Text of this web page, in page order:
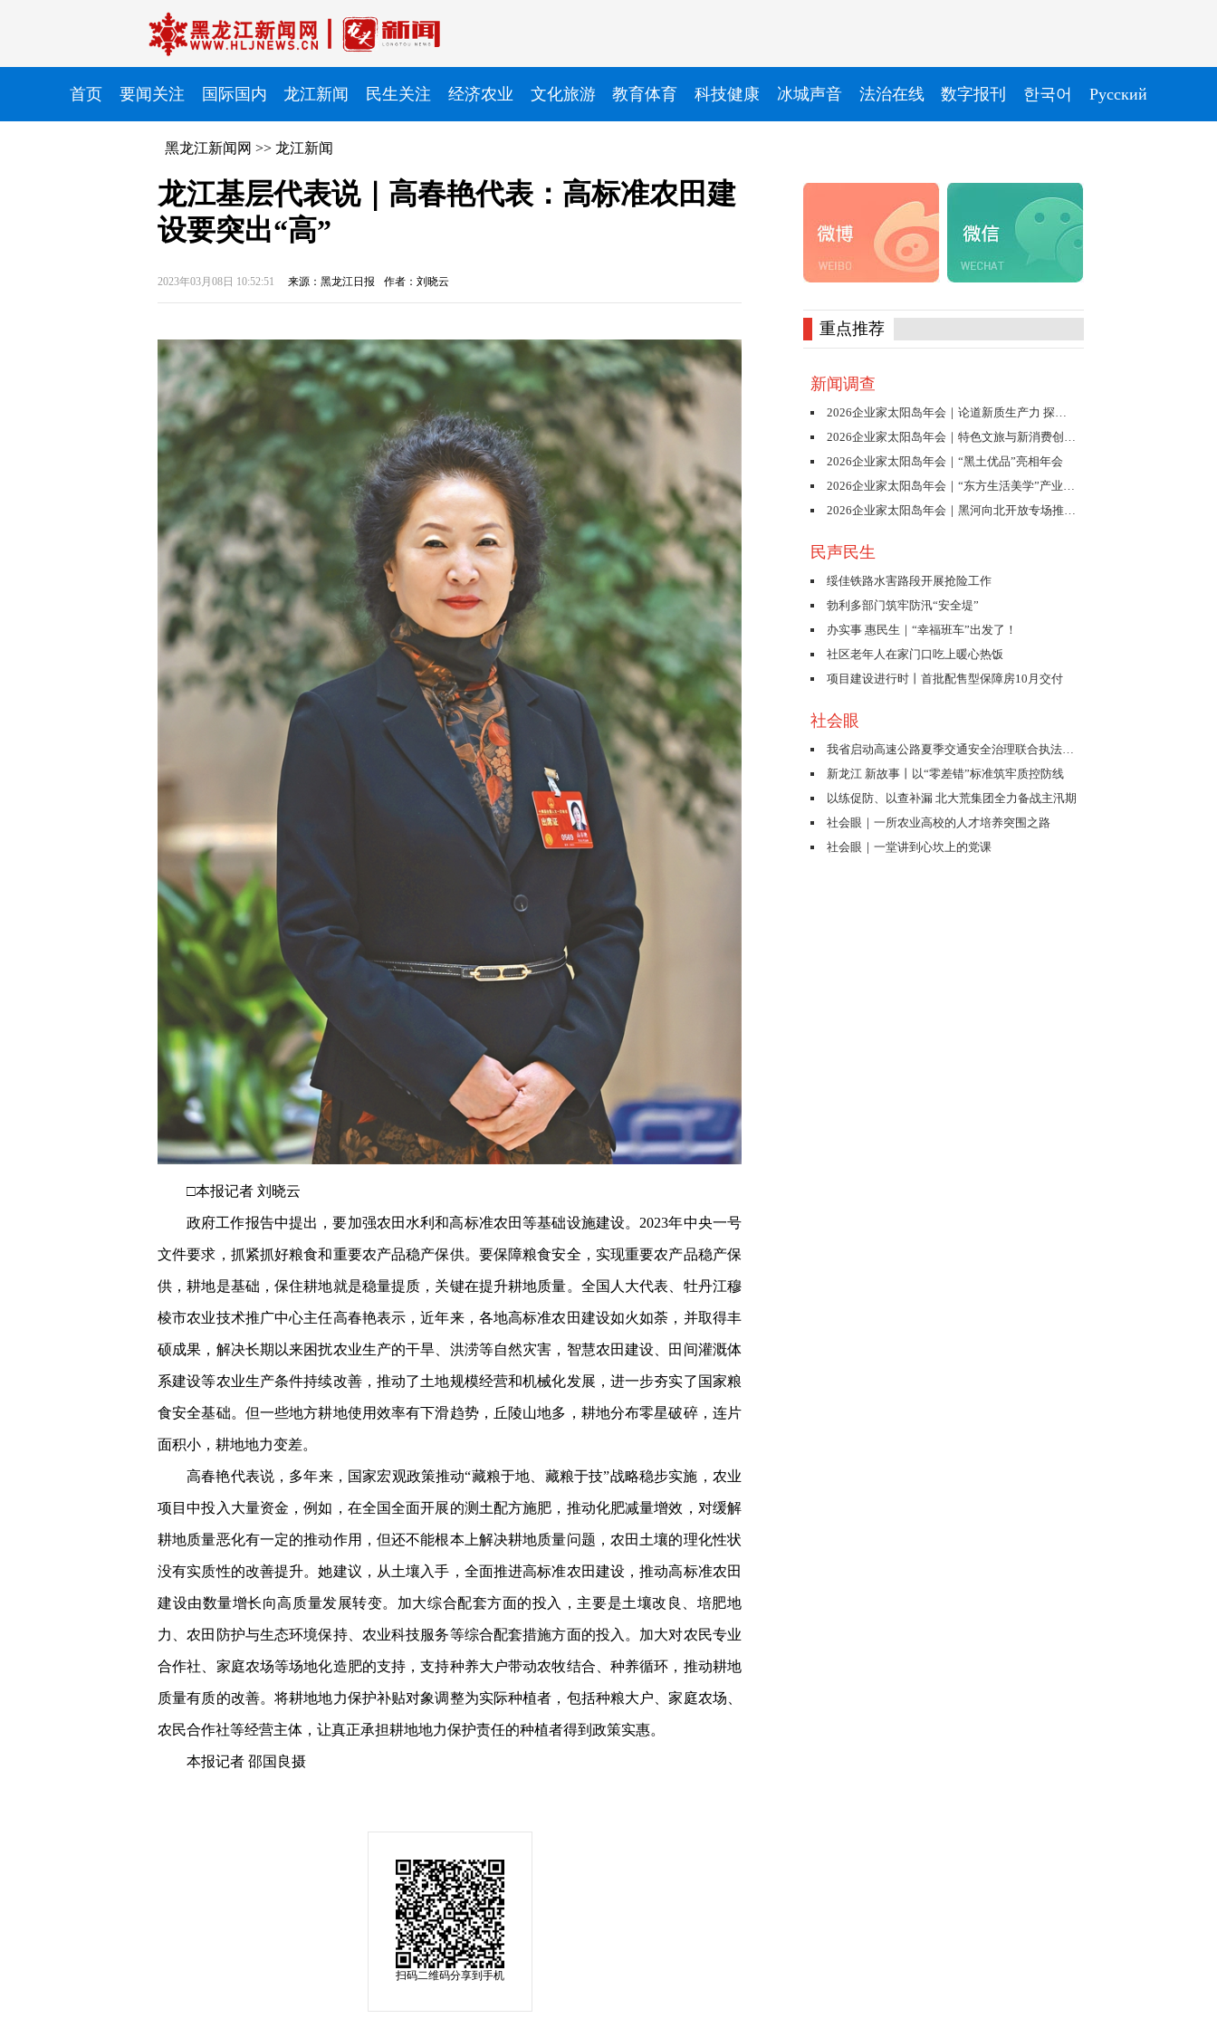
首页 要闻关注 国际国内 龙江新闻 民生关注 经济农业 文化旅游 教育体育 科技健康 冰城声音 法治在线 数字报刊 한국어 Pусский
黑龙江新闻网 >> 龙江新闻
龙江基层代表说｜高春艳代表：高标准农田建
设要突出“高”
2023年03月08日 10:52:51 来源：黑龙江日报 作者：刘晓云
□本报记者 刘晓云
政府工作报告中提出，要加强农田水利和高标准农田等基础设施建设。2023年中央一号
文件要求，抓紧抓好粮食和重要农产品稳产保供。要保障粮食安全，实现重要农产品稳产保
供，耕地是基础，保住耕地就是稳量提质，关键在提升耕地质量。全国人大代表、牡丹江穆
棱市农业技术推广中心主任高春艳表示，近年来，各地高标准农田建设如火如荼，并取得丰
硕成果，解决长期以来困扰农业生产的干旱、洪涝等自然灾害，智慧农田建设、田间灌溉体
系建设等农业生产条件持续改善，推动了土地规模经营和机械化发展，进一步夯实了国家粮
食安全基础。但一些地方耕地使用效率有下滑趋势，丘陵山地多，耕地分布零星破碎，连片
面积小，耕地地力变差。
高春艳代表说，多年来，国家宏观政策推动“藏粮于地、藏粮于技”战略稳步实施，农业
项目中投入大量资金，例如，在全国全面开展的测土配方施肥，推动化肥减量增效，对缓解
耕地质量恶化有一定的推动作用，但还不能根本上解决耕地质量问题，农田土壤的理化性状
没有实质性的改善提升。她建议，从土壤入手，全面推进高标准农田建设，推动高标准农田
建设由数量增长向高质量发展转变。加大综合配套方面的投入，主要是土壤改良、培肥地
力、农田防护与生态环境保持、农业科技服务等综合配套措施方面的投入。加大对农民专业
合作社、家庭农场等场地化造肥的支持，支持种养大户带动农牧结合、种养循环，推动耕地
质量有质的改善。将耕地地力保护补贴对象调整为实际种植者，包括种粮大户、家庭农场、
农民合作社等经营主体，让真正承担耕地地力保护责任的种植者得到政策实惠。
本报记者 邵国良摄
扫码二维码分享到手机